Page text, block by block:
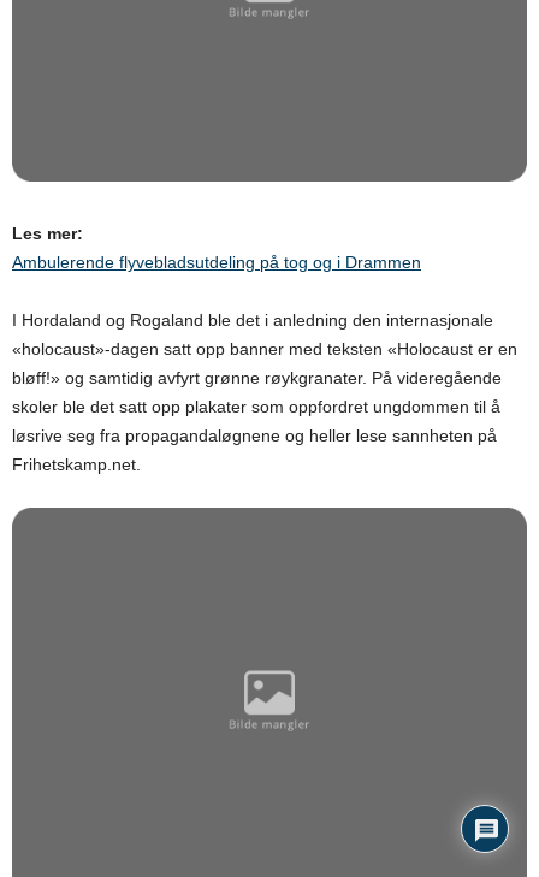
Les mer:
Ambulerende flyvebladsutdeling på tog og i Drammen
I Hordaland og Rogaland ble det i anledning den internasjonale
«holocaust»-dagen satt opp banner med teksten «Holocaust er en
bløff!» og samtidig avfyrt grønne røykgranater. På videregående
skoler ble det satt opp plakater som oppfordret ungdommen til å
løsrive seg fra propagandaløgnene og heller lese sannheten på
Frihetskamp.net.